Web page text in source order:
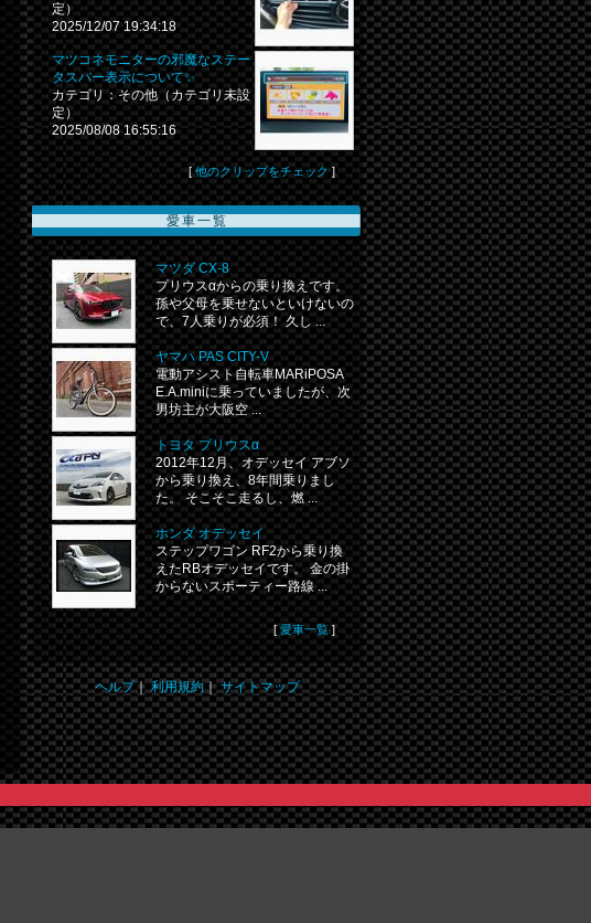
定）
2025/12/07 19:34:18
マツコネモニターの邪魔なステー
タスバー表示について✨
カテゴリ：その他（カテゴリ未設
定）
2025/08/08 16:55:16
[他のクリップをチェック]
愛車一覧
マツダ CX-8
プリウスαからの乗り換えです。
孫や父母を乗せないといけないの
で、7人乗りが必須！ 久し ...
ヤマハ PAS CITY-V
電動アシスト自転車MARiPOSA
E.A.miniに乗っていましたが、次
男坊主が大阪空 ...
トヨタ プリウスα
2012年12月、オデッセイ アブソ
から乗り換え、8年間乗りまし
た。 そこそこ走るし、燃 ...
ホンダ オデッセイ
ステップワゴン RF2から乗り換
えたRBオデッセイです。 金の掛
からないスポーティー路線 ...
[愛車一覧]
ヘルプ｜利用規約｜サイトマップ